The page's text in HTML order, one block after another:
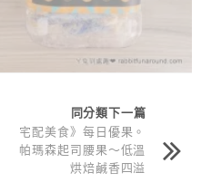
同分類下一篇
宅配美食》每日優果。
帕瑪森起司腰果～低溫
烘焙鹹香四溢